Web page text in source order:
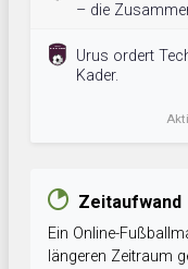
– die
Urus ordert
Kader.
Zeitaufwand
Ein Online-
längeren Zeitraum